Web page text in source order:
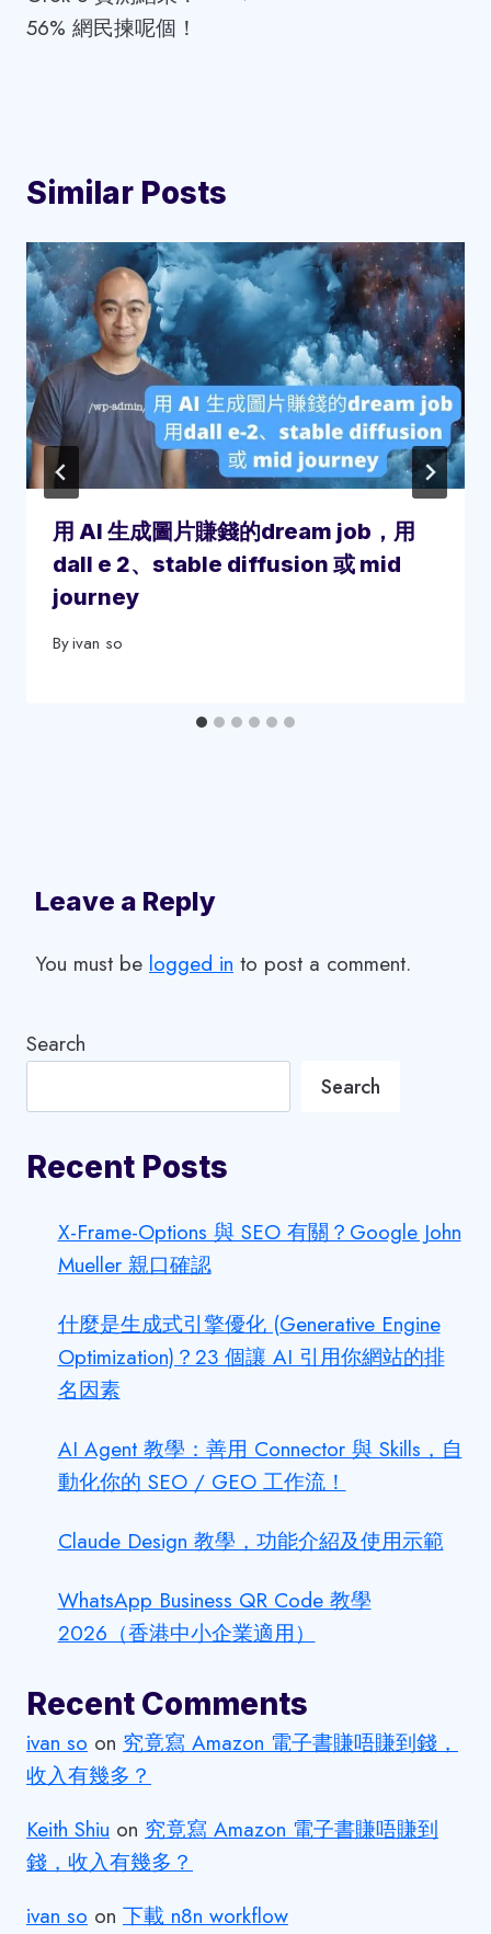
56% 網民揀呢個！
Similar Posts
用 AI 生成圖片賺錢的dream job，用
dall e 2、stable diffusion 或 mid
journey
Byivan so
Leave a Reply
You must be logged in to post a comment.
Search
Search
Recent Posts
X-Frame-Options 與 SEO 有關？Google John
Mueller 親口確認
什麼是生成式引擎優化 (Generative Engine
Optimization)？23 個讓 AI 引用你網站的排
名因素
AI Agent 教學：善用 Connector 與 Skills，自
動化你的 SEO / GEO 工作流！
Claude Design 教學，功能介紹及使用示範
WhatsApp Business QR Code 教學
2026（香港中小企業適用）
Recent Comments
ivan so on 究竟寫 Amazon 電子書賺唔賺到錢，
收入有幾多？
Keith Shiu on 究竟寫 Amazon 電子書賺唔賺到
錢，收入有幾多？
ivan so on 下載 n8n workflow